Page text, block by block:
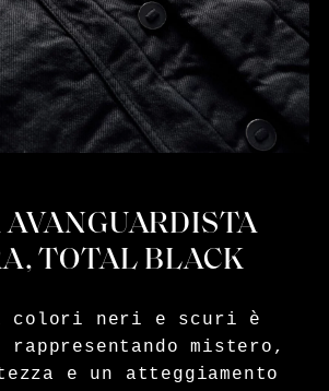
TOTAL BLACK
colori neri e scuri è
mistero,
e un atteggiamento